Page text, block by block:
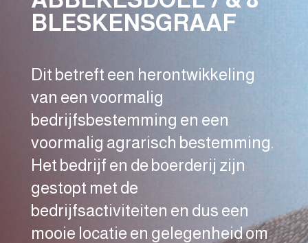
BLESKENSGRAAF
Dit betreft een herontwikkeling
van een voormalig
bedrijfsbestemming en een
voormalig agrarisch bestemming.
Het bedrijf en de boerderij zijn
gestopt met de
bedrijfsactiviteiten en dus een
mooie locatie en gelegenheid om